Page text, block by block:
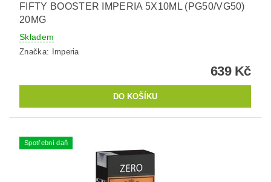
FIFTY BOOSTER IMPERIA 5X10ML (PG50/VG50)
20MG
Skladem
Značka: Imperia
639 Kč
Spotřební daň